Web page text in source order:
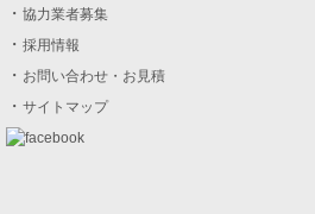
協力業者募集
採用情報
お問い合わせ・お見積
サイトマップ